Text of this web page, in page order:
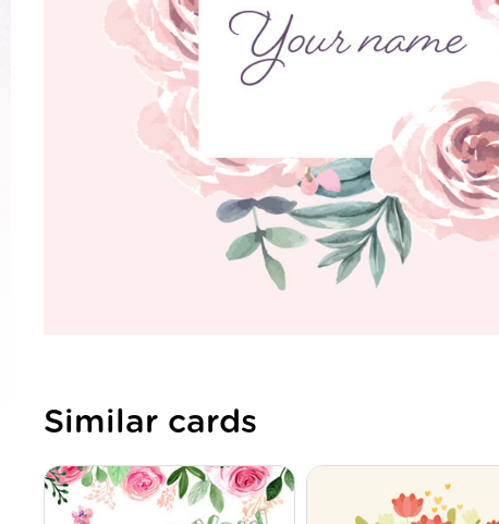
Similar cards